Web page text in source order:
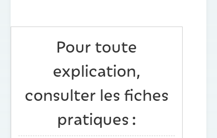
Pour toute
explication,
consulter les fiches
pratiques :